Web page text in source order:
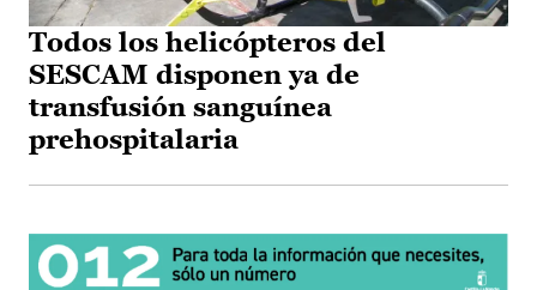
Todos los helicópteros del
SESCAM disponen ya de
transfusión sanguínea
prehospitalaria